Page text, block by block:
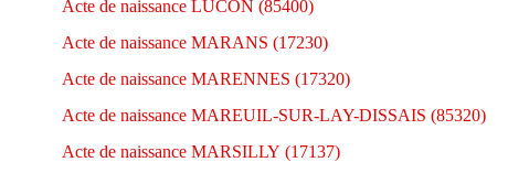
Acte de naissance LUCON (85400)
Acte de naissance MARANS (17230)
Acte de naissance MARENNES (17320)
Acte de naissance MAREUIL-SUR-LAY-DISSAIS (85320)
Acte de naissance MARSILLY (17137)